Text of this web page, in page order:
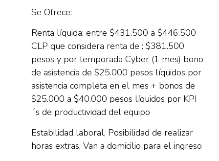
Se Ofrece:
Renta líquida: entre $431.500 a $446.500
CLP que considera renta de : $381.500
pesos y por temporada Cyber (1 mes) bono
de asistencia de $25.000 pesos líquidos por
asistencia completa en el mes + bonos de
$25.000 a $40.000 pesos líquidos por KPI
´s de productividad del equipo
Estabilidad laboral, Posibilidad de realizar
horas extras, Van a domicilio para el ingreso